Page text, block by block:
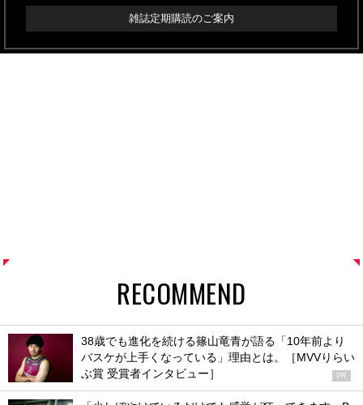
雑誌定期購読のご案内
RECOMMEND
38歳でも進化を続ける篠山竜青が語る「10年前より
バスケが上手くなっている」理由とは。［MVVりらい
ぶ賞 受賞者インタビュー］
PR